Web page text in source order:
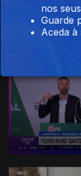
nos
Guarde
Aceda à